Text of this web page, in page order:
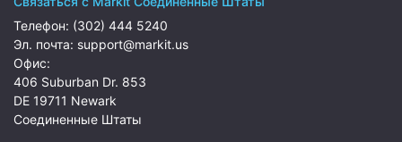
Телефон: (302) 444 5240
Эл. почта: support@markit.us
Офис:
406 Suburban Dr. 853
DE 19711 Newark
Соединенные Штаты